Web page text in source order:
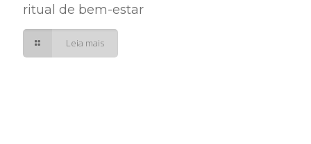
ritual de bem-estar
Leia mais